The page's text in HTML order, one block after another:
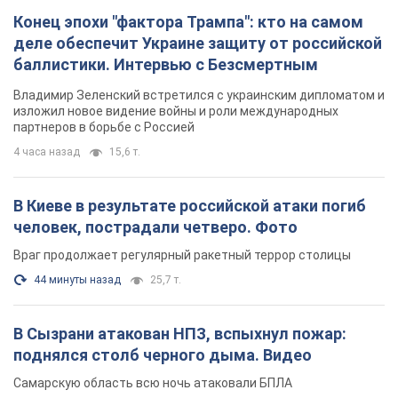
Конец эпохи "фактора Трампа": кто на самом
деле обеспечит Украине защиту от российской
баллистики. Интервью с Безсмертным
Владимир Зеленский встретился с украинским дипломатом и
изложил новое видение войны и роли международных
партнеров в борьбе с Россией
4 часа назад 15,6 т.
В Киеве в результате российской атаки погиб
человек, пострадали четверо. Фото
Враг продолжает регулярный ракетный террор столицы
44 минуты назад 25,7 т.
В Сызрани атакован НПЗ, вспыхнул пожар:
поднялся столб черного дыма. Видео
Самарскую область всю ночь атаковали БПЛА